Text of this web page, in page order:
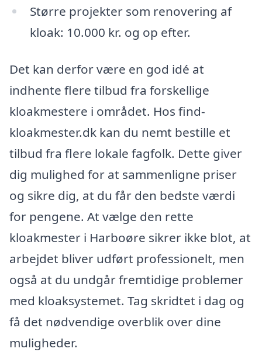
Større projekter som renovering af
kloak: 10.000 kr. og op efter.
Det kan derfor være en god idé at
indhente flere tilbud fra forskellige
kloakmestere i området. Hos find-
kloakmester.dk kan du nemt bestille et
tilbud fra flere lokale fagfolk. Dette giver
dig mulighed for at sammenligne priser
og sikre dig, at du får den bedste værdi
for pengene. At vælge den rette
kloakmester i Harboøre sikrer ikke blot, at
arbejdet bliver udført professionelt, men
også at du undgår fremtidige problemer
med kloaksystemet. Tag skridtet i dag og
få det nødvendige overblik over dine
muligheder.